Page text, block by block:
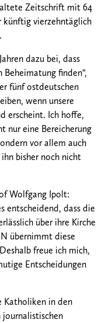
Zeitschrift mit 64
künftig vierzehntäglich
dazu bei, dass
finden“,
fünf ostdeutschen
wenn unsere
erscheint. Ich hoffe,
nur eine Bereicherung
vor allem auch
bisher noch nicht
Wolfgang Ipolt:
entscheidend, dass die
über ihre Kirche
übernimmt diese
freue ich mich,
Entscheidungen
Katholiken in den